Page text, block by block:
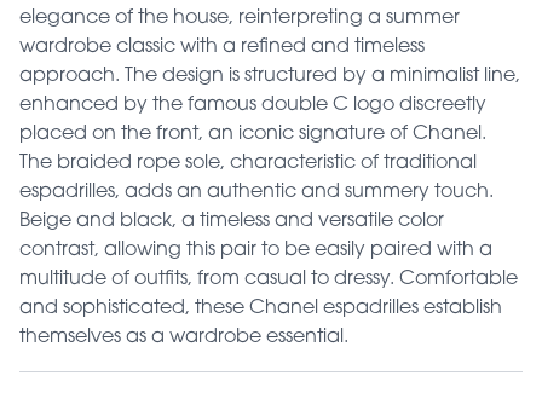
elegance of the house, reinterpreting a summer
wardrobe classic with a refined and timeless
approach. The design is structured by a minimalist line,
enhanced by the famous double C logo discreetly
placed on the front, an iconic signature of Chanel.
The braided rope sole, characteristic of traditional
espadrilles, adds an authentic and summery touch.
Beige and black, a timeless and versatile color
contrast, allowing this pair to be easily paired with a
multitude of outfits, from casual to dressy. Comfortable
and sophisticated, these Chanel espadrilles establish
themselves as a wardrobe essential.